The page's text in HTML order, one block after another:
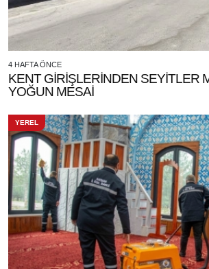
4 HAFTA ÖNCE
KENT GİRİŞLERİNDEN SEYİTLER
YOĞUN MESAİ
YEREL